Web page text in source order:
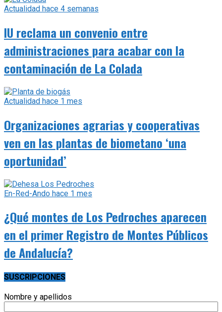
Actualidad hace 4 semanas
IU reclama un convenio entre
administraciones para acabar con la
contaminación de La Colada
Actualidad hace 1 mes
Organizaciones agrarias y cooperativas
ven en las plantas de biometano ‘una
oportunidad’
En-Red-Ando hace 1 mes
¿Qué montes de Los Pedroches aparecen
en el primer Registro de Montes Públicos
de Andalucía?
SUSCRIPCIONES
Nombre y apellidos